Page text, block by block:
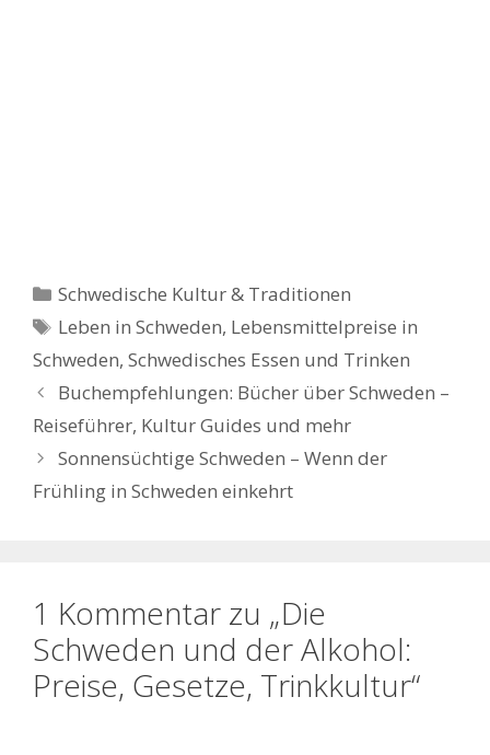
Kategorien
Schwedische Kultur & Traditionen
Schlagwörter
Leben in Schweden, Lebensmittelpreise in
Schweden, Schwedisches Essen und Trinken
Buchempfehlungen: Bücher über Schweden –
Reiseführer, Kultur Guides und mehr
Sonnensüchtige Schweden – Wenn der
Frühling in Schweden einkehrt
1 Kommentar zu „Die
Schweden und der Alkohol:
Preise, Gesetze, Trinkkultur“